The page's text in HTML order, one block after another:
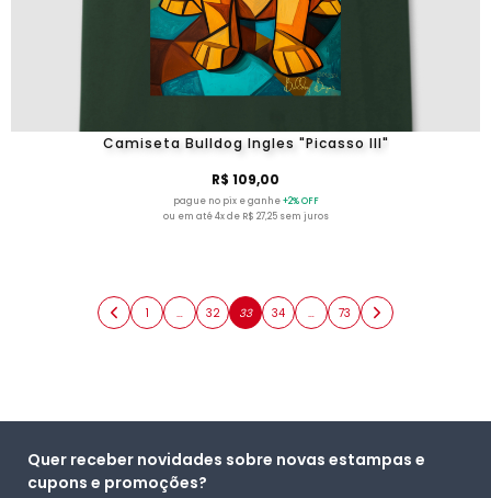
Camiseta Bulldog Ingles "Picasso III"
R$ 109,00
pague no pix e ganhe+2% OFF
ou em até 4x de R$ 27,25 sem juros
1 … 32 33 34 … 73
Quer receber novidades sobre novas estampas e
cupons e promoções?